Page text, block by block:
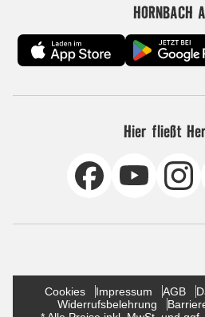
HORNBACH
Hier fließt
Cookies Impressum AGB
Widerrufsbelehrung